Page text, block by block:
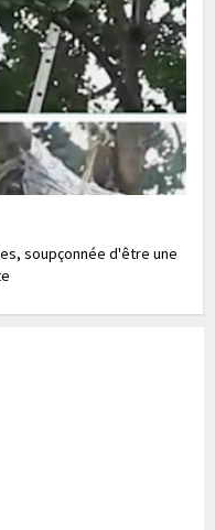
soupçonnée d'être une